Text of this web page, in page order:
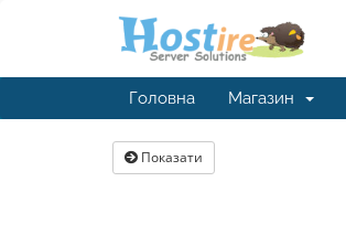
Головна Магазин
Показати